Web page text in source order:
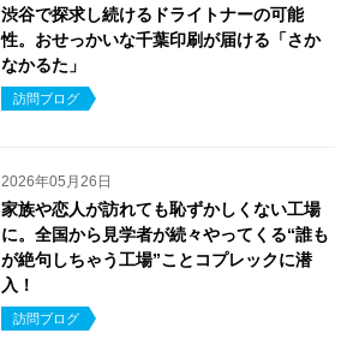
渋谷で探求し続けるドライトナーの可能
性。おせっかいな千葉印刷が届ける「さか
なかるた」
訪問ブログ
2026年05月26日
家族や恋人が訪れても恥ずかしくない工場
に。全国から見学者が続々やってくる“誰も
が絶句しちゃう工場”ことコプレックに潜
入！
訪問ブログ